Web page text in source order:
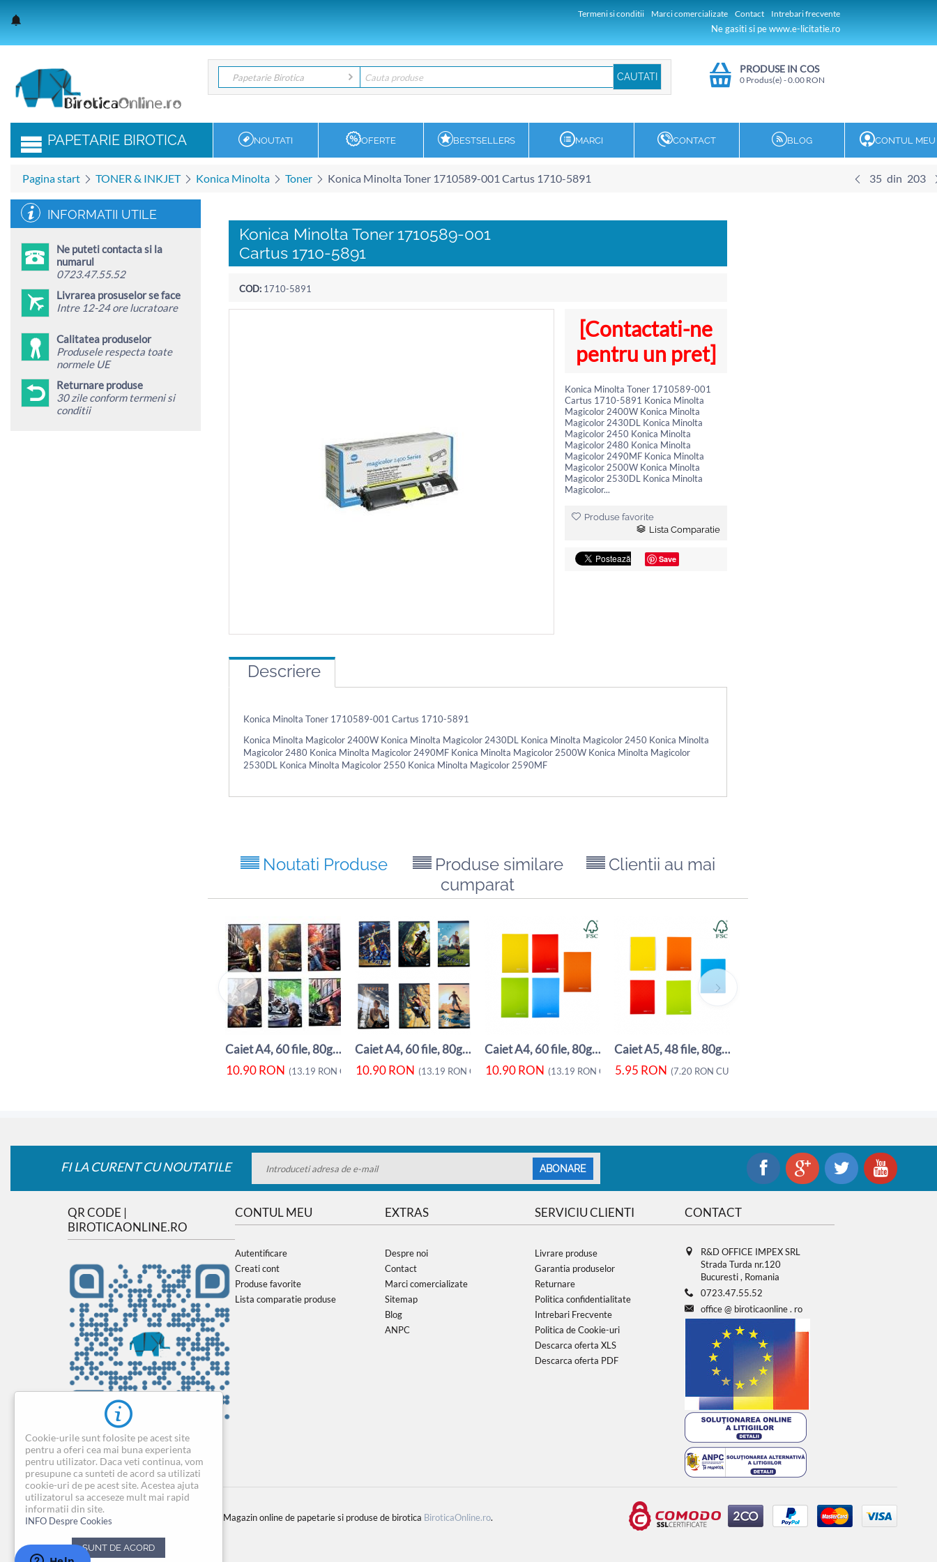
Cookie-urile sunt folosite pe acest site
pentru a oferi cea mai buna experienta
pentru utilizator. Daca veti continua, vom
presupune ca sunteti de acord sa utilizati
cookie-uri de pe acest site. Acestea ajuta
utilizatorul sa acceseze mult mai rapid
informatii din site.
INFO Despre Cookies
SUNT DE ACORD
Termeni si conditii Marci comercializate Contact Intrebari frecvente
Ne gasiti si pe www.e-licitatie.ro
Papetarie Birotica
Papetarie Birotica
PRODUSE IN COS
0 Produs(e) -0.00RON
PAPETARIE BIROTICA NOUTATI OFERTE BESTSELLERS MARCI CONTACT BLOG CONTUL MEU
Pagina start TONER & INKJET Konica Minolta Toner Konica Minolta Toner 1710589-001 Cartus 1710-5891 35 din 203
INFORMATII UTILE
Ne puteti contacta si la
numarul
0723.47.55.52
Livrarea prosuselor se face
Intre 12-24 ore lucratoare
Calitatea produselor
Produsele respecta toate
normele UE
Returnare produse
30 zile conform termeni si
conditii
Konica Minolta Toner 1710589-001
Cartus 1710-5891
COD: 1710-5891
[Contactati-ne
pentru un pret]
Konica Minolta Toner 1710589-001
Cartus 1710-5891 Konica Minolta
Magicolor 2400W Konica Minolta
Magicolor 2430DL Konica Minolta
Magicolor 2450 Konica Minolta
Magicolor 2480 Konica Minolta
Magicolor 2490MF Konica Minolta
Magicolor 2500W Konica Minolta
Magicolor 2530DL Konica Minolta
Magicolor...
Produse favorite
Lista Comparatie
Save
Descriere
Konica Minolta Toner 1710589-001 Cartus 1710-5891
Konica Minolta Magicolor 2400W Konica Minolta Magicolor 2430DL Konica Minolta Magicolor 2450 Konica Minolta
Magicolor 2480 Konica Minolta Magicolor 2490MF Konica Minolta Magicolor 2500W Konica Minolta Magicolor
2530DL Konica Minolta Magicolor 2550 Konica Minolta Magicolor 2590MF
Noutati Produse Produse similare
Clientii au mai
cumparat
Caiet A4, 60 file, 80gsm, coperta carton ...
10.90 RON (13.19 RON CU TVA)
Caiet A4, 60 file, 80gsm, coperta carton ...
10.90 RON (13.19 RON CU TVA)
Caiet A4, 60 file, 80gsm, coperta carton ...
10.90 RON (13.19 RON CU TVA)
Caiet A5, 48 file, 80gsm, coperta carton ...
5.95 RON (7.20 RON CU TVA)
FI LA CURENT CU NOUTATILE ABONARE
QR CODE |
BIROTICAONLINE.RO
CONTUL MEU
Autentificare
Creati cont
Produse favorite
Lista comparatie produse
EXTRAS
Despre noi
Contact
Marci comercializate
Sitemap
Blog
ANPC
SERVICIU CLIENTI
Livrare produse
Garantia produselor
Returnare
Politica confidentialitate
Intrebari Frecvente
Politica de Cookie-uri
Descarca oferta XLS
Descarca oferta PDF
CONTACT
R&D OFFICE IMPEX SRL
Strada Turda nr.120
Bucuresti , Romania
0723.47.55.52
office@ biroticaonline. ro
© 2004-2026 BIROTICAONLINE.RO. Magazin online de papetarie si produse de birotica BiroticaOnline.ro.